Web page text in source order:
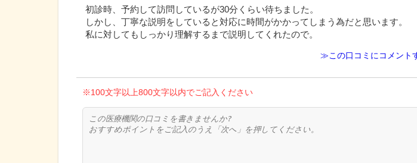
初診時、予約して訪問しているが30分くらい待ちました。
しかし、丁寧な説明をしていると対応に時間がかかってしまう為だと思います。
私に対してもしっかり理解するまで説明してくれたので。
≫この口コミにコメント
※100文字以上800文字以内でご記入ください